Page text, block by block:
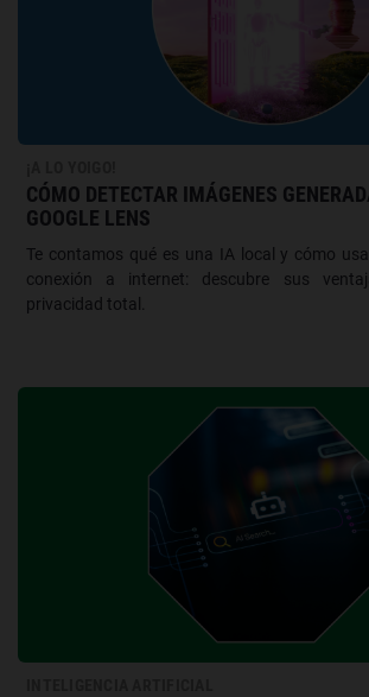
CÓMO DETECTAR IMÁGENES
GOOGLE LENS
Te contamos qué es una IA local y cómo
conexión a internet: descubre sus
privacidad total.